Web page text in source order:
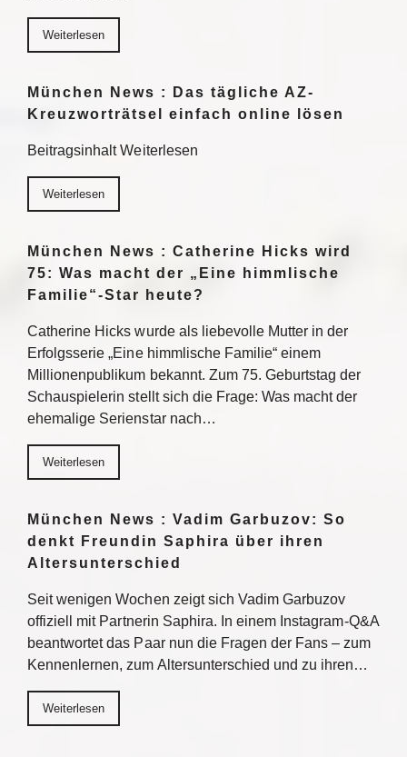
Weiterlesen
München News : Das tägliche AZ-
Kreuzworträtsel einfach online lösen
Beitragsinhalt Weiterlesen
Weiterlesen
München News : Catherine Hicks wird
75: Was macht der „Eine himmlische
Familie“-Star heute?
Catherine Hicks wurde als liebevolle Mutter in der
Erfolgsserie „Eine himmlische Familie“ einem
Millionenpublikum bekannt. Zum 75. Geburtstag der
Schauspielerin stellt sich die Frage: Was macht der
ehemalige Serienstar nach…
Weiterlesen
München News : Vadim Garbuzov: So
denkt Freundin Saphira über ihren
Altersunterschied
Seit wenigen Wochen zeigt sich Vadim Garbuzov
offiziell mit Partnerin Saphira. In einem Instagram-Q&A
beantwortet das Paar nun die Fragen der Fans – zum
Kennenlernen, zum Altersunterschied und zu ihren…
Weiterlesen